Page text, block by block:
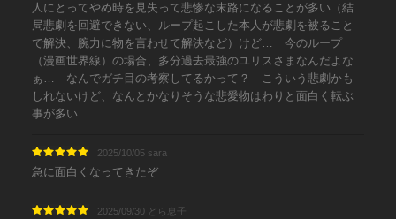
人にとってやめ時を見失って悲惨な末路になることが多い（結
局悲劇を回避できない、ループ起こした本人が悲劇を被ること
で解決、腕力に物を言わせて解決など）けど… 今のループ
（漫画世界線）の場合、多分過去最強のユリスさまなんだよな
ぁ… なんでガチ目の考察してるかって？ こういう悲劇かも
しれないけど、なんとかなりそうな悲愛物はわりと面白く転ぶ
事が多い
2025/10/05 sara
急に面白くなってきたぞ
2025/09/30 どら息子